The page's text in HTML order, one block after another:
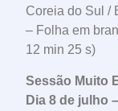
Coreia do Sul /
– Folha em
12 min 25 s)
Sessão Muito
Dia 8 de julho